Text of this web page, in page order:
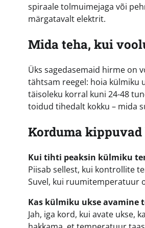
spiraale tolmuimejaga või
märgatavalt elektrit.
Mida teha, kui
Üks sagedasemaid hirme on
tähtsam reegel: hoia külmiku
täisoleku korral kuni 24-48
toidud tihedalt kokku – mida
Korduma
Kui tihti peaksin külmiku
Piisab sellest, kui kontrollite
Suvel, kui ruumitemperatuur
Kas külmiku ukse avamine
Jah, iga kord, kui avate ukse,